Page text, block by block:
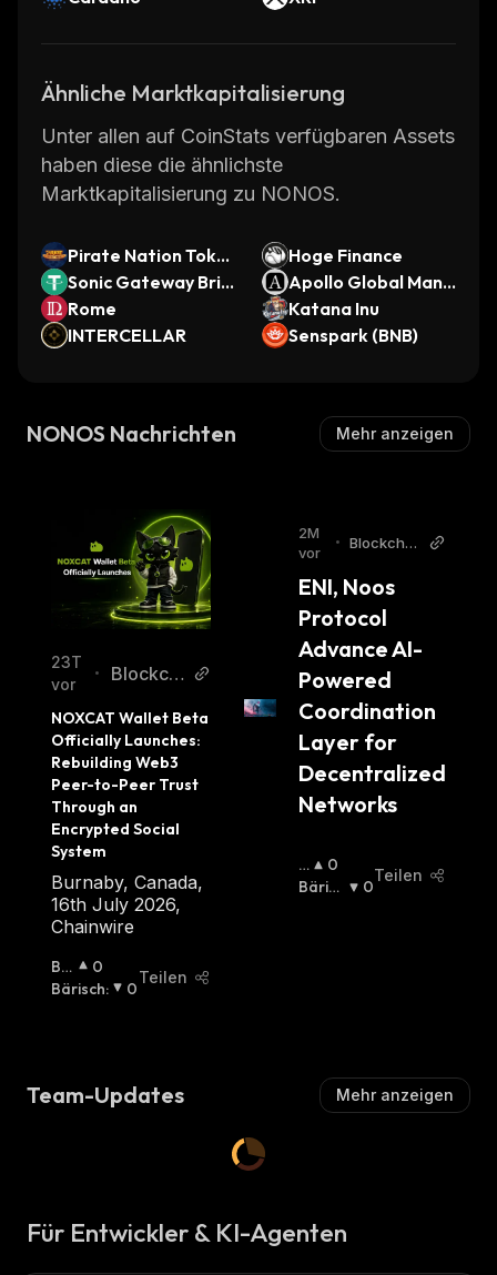
Ähnliche Marktkapitalisierung
Unter allen auf CoinStats verfügbaren Assets
haben diese die ähnlichste
Marktkapitalisierung zu NONOS.
Pirate Nation Toke
n
Hoge Finance
Sonic Gateway Brid
ged USDT (Sonic)
Apollo Global Mana
gement (Ondo Tok
enized Stock)
Rome
Katana Inu
INTERCELLAR
Senspark (BNB)
NONOS Nachrichten Mehr anzeigen
23T
vor
•
Blockch
ter
NOXCAT Wallet Beta
Officially Launches:
Rebuilding Web3
Peer-to-Peer Trust
Through an
Encrypted Social
System
Burnaby, Canada,
16th July 2026,
Chainwire
Bul
Lisc
0
Bärisch: 0
Teilen
2M
vor
•
Blockchai
ENI, Noos
Protocol
Advance AI-
Powered
Coordination
Layer for
Decentralized
Networks
B
U
0
Bärisc
0
Teilen
Team-Updates Mehr anzeigen
Für Entwickler & KI-Agenten